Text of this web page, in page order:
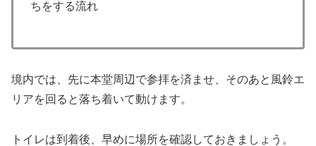
ちをする流れ
境内では、先に本堂周辺で参拝を済ませ、そのあと風鈴エ
リアを回ると落ち着いて動けます。
トイレは到着後、早めに場所を確認しておきましょう。